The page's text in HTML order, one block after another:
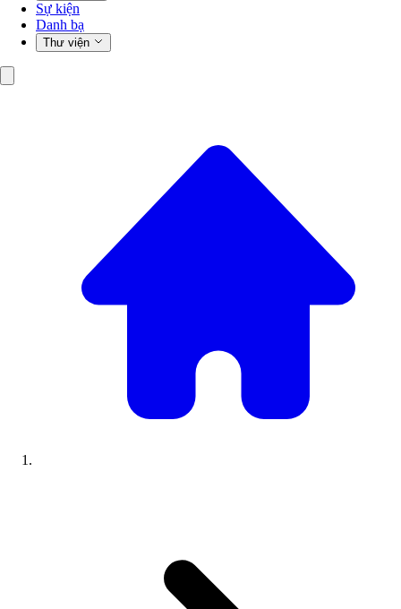
Sự kiện
Danh bạ
Thư viện